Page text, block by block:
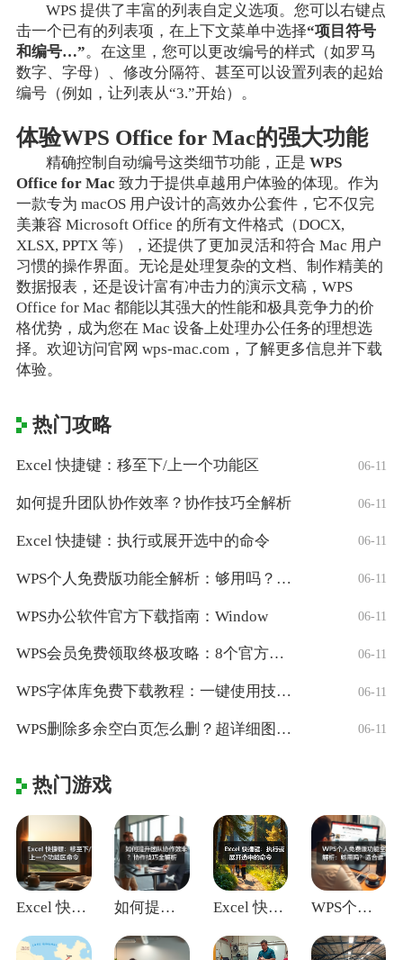
WPS 提供了丰富的列表自定义选项。您可以右键点
击一个已有的列表项，在上下文菜单中选择“项目符号
和编号…”。在这里，您可以更改编号的样式（如罗马
数字、字母）、修改分隔符、甚至可以设置列表的起始
编号（例如，让列表从“3.”开始）。
体验WPS Office for Mac的强大功能
精确控制自动编号这类细节功能，正是WPS
Office for Mac 致力于提供卓越用户体验的体现。作为
一款专为 macOS 用户设计的高效办公套件，它不仅完
美兼容 Microsoft Office 的所有文件格式（DOCX,
XLSX, PPTX 等），还提供了更加灵活和符合 Mac 用户
习惯的操作界面。无论是处理复杂的文档、制作精美的
数据报表，还是设计富有冲击力的演示文稿，WPS
Office for Mac 都能以其强大的性能和极具竞争力的价
格优势，成为您在 Mac 设备上处理办公任务的理想选
择。欢迎访问官网 wps-mac.com，了解更多信息并下载
体验。
热门攻略
Excel 快捷键：移至下/上一个功能区 06-11
如何提升团队协作效率？协作技巧全解析 06-11
Excel 快捷键：执行或展开选中的命令 06-11
WPS个人免费版功能全解析：够用吗？适合 06-11
WPS办公软件官方下载指南：Window 06-11
WPS会员免费领取终极攻略：8个官方认证 06-11
WPS字体库免费下载教程：一键使用技巧与 06-11
WPS删除多余空白页怎么删？超详细图文教 06-11
热门游戏
Excel 快捷键：移至下/上一个功能区 如何提升团队协作效率？协作技巧全解析 Excel 快捷键：执行或展开选中的命令 WPS个人免费版功能全解析：够用吗？适合